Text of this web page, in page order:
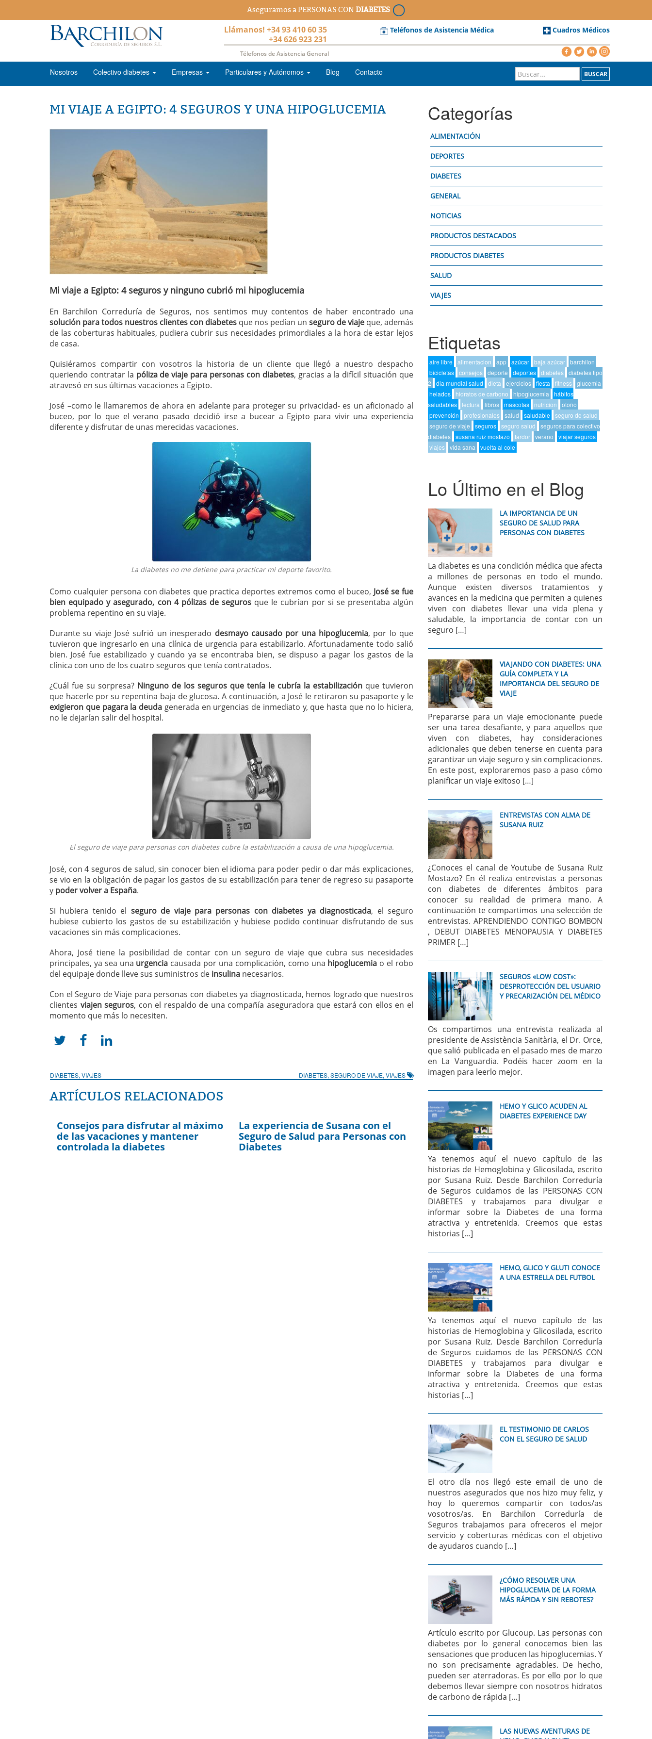
Aseguramos a PERSONAS CON DIABETES
Llámanos! +34 93 410 60 35
+34 626 923 231
Teléfonos de Asistencia Médica Cuadros Médicos
Télefonos de Asistencia General
Nosotros Colectivo diabetes Empresas Particulares y Autónomos Blog Contacto BUSCAR
MI VIAJE A EGIPTO: 4 SEGUROS Y UNA HIPOGLUCEMIA
Mi viaje a Egipto: 4 seguros y ninguno cubrió mi hipoglucemia
En Barchilon Correduría de Seguros, nos sentimos muy contentos de haber encontrado una
solución para todos nuestros clientes con diabetes que nos pedían un seguro de viaje que, además
de las coberturas habituales, pudiera cubrir sus necesidades primordiales a la hora de estar lejos
de casa.
Quisiéramos compartir con vosotros la historia de un cliente que llegó a nuestro despacho
queriendo contratar la póliza de viaje para personas con diabetes, gracias a la difícil situación que
atravesó en sus últimas vacaciones a Egipto.
José –como le llamaremos de ahora en adelante para proteger su privacidad- es un aficionado al
buceo, por lo que el verano pasado decidió irse a bucear a Egipto para vivir una experiencia
diferente y disfrutar de unas merecidas vacaciones.
La diabetes no me detiene para practicar mi deporte favorito.
Como cualquier persona con diabetes que practica deportes extremos como el buceo, José se fue
bien equipado y asegurado, con 4 pólizas de seguros que le cubrían por si se presentaba algún
problema repentino en su viaje.
Durante su viaje José sufrió un inesperado desmayo causado por una hipoglucemia, por lo que
tuvieron que ingresarlo en una clínica de urgencia para estabilizarlo. Afortunadamente todo salió
bien. José fue estabilizado y cuando ya se encontraba bien, se dispuso a pagar los gastos de la
clínica con uno de los cuatro seguros que tenía contratados.
¿Cuál fue su sorpresa? Ninguno de los seguros que tenía le cubría la estabilización que tuvieron
que hacerle por su repentina baja de glucosa. A continuación, a José le retiraron su pasaporte y le
exigieron que pagara la deuda generada en urgencias de inmediato y, que hasta que no lo hiciera,
no le dejarían salir del hospital.
El seguro de viaje para personas con diabetes cubre la estabilización a causa de una hipoglucemia.
José, con 4 seguros de salud, sin conocer bien el idioma para poder pedir o dar más explicaciones,
se vio en la obligación de pagar los gastos de su estabilización para tener de regreso su pasaporte
y poder volver a España.
Si hubiera tenido el seguro de viaje para personas con diabetes ya diagnosticada, el seguro
hubiese cubierto los gastos de su estabilización y hubiese podido continuar disfrutando de sus
vacaciones sin más complicaciones.
Ahora, José tiene la posibilidad de contar con un seguro de viaje que cubra sus necesidades
principales, ya sea una urgencia causada por una complicación, como una hipoglucemia o el robo
del equipaje donde lleve sus suministros de insulina necesarios.
Con el Seguro de Viaje para personas con diabetes ya diagnosticada, hemos logrado que nuestros
clientes viajen seguros, con el respaldo de una compañía aseguradora que estará con ellos en el
momento que más lo necesiten.
  
DIABETES, VIAJES DIABETES, SEGURO DE VIAJE, VIAJES
ARTÍCULOS RELACIONADOS
Consejos para disfrutar al máximo
de las vacaciones y mantener
controlada la diabetes
La experiencia de Susana con el
Seguro de Salud para Personas con
Diabetes
Categorías
ALIMENTACIÓN
DEPORTES
DIABETES
GENERAL
NOTICIAS
PRODUCTOS DESTACADOS
PRODUCTOS DIABETES
SALUD
VIAJES
Etiquetas
aire libre alimentacion app azúcar baja azúcar barchilon
bicicletas consejos deporte deportes diabetes diabetes tipo
2
dia mundial salud dieta ejercicios fiesta fitness glucemia
helados
hidratos de carbono hipoglucemia
hábitos
saludables
lectura libros mascotas nutricion
otoño
prevención
profesionales salud saludable seguro de salud
seguro de viaje
seguros seguro salud
seguros para colectivo
diabetes susana ruiz mostazo tardor verano
viajar seguros
viajes vida sana vuelta al cole
Lo Último en el Blog
LA IMPORTANCIA DE UN
SEGURO DE SALUD PARA
PERSONAS CON DIABETES
La diabetes es una condición médica que afecta
a millones de personas en todo el mundo.
Aunque existen diversos tratamientos y
avances en la medicina que permiten a quienes
viven con diabetes llevar una vida plena y
saludable, la importancia de contar con un
seguro […]
VIAJANDO CON DIABETES: UNA
GUÍA COMPLETA Y LA
IMPORTANCIA DEL SEGURO DE
VIAJE
Prepararse para un viaje emocionante puede
ser una tarea desafiante, y para aquellos que
viven con diabetes, hay consideraciones
adicionales que deben tenerse en cuenta para
garantizar un viaje seguro y sin complicaciones.
En este post, exploraremos paso a paso cómo
planificar un viaje exitoso […]
ENTREVISTAS CON ALMA DE
SUSANA RUIZ
¿Conoces el canal de Youtube de Susana Ruiz
Mostazo? En él realiza entrevistas a personas
con diabetes de diferentes ámbitos para
conocer su realidad de primera mano. A
continuación te compartimos una selección de
entrevistas. APRENDIENDO CONTIGO BOMBON
, DEBUT DIABETES MENOPAUSIA Y DIABETES
PRIMER […]
SEGUROS «LOW COST»:
DESPROTECCIÓN DEL USUARIO
Y PRECARIZACIÓN DEL MÉDICO
Os compartimos una entrevista realizada al
presidente de Assistència Sanitària, el Dr. Orce,
que salió publicada en el pasado mes de marzo
en La Vanguardia. Podéis hacer zoom en la
imagen para leerlo mejor.
HEMO Y GLICO ACUDEN AL
DIABETES EXPERIENCE DAY
Ya tenemos aquí el nuevo capítulo de las
historias de Hemoglobina y Glicosilada, escrito
por Susana Ruiz. Desde Barchilon Correduría
de Seguros cuidamos de las PERSONAS CON
DIABETES y trabajamos para divulgar e
informar sobre la Diabetes de una forma
atractiva y entretenida. Creemos que estas
historias […]
HEMO, GLICO Y GLUTI CONOCE
A UNA ESTRELLA DEL FUTBOL
Ya tenemos aquí el nuevo capítulo de las
historias de Hemoglobina y Glicosilada, escrito
por Susana Ruiz. Desde Barchilon Correduría
de Seguros cuidamos de las PERSONAS CON
DIABETES y trabajamos para divulgar e
informar sobre la Diabetes de una forma
atractiva y entretenida. Creemos que estas
historias […]
EL TESTIMONIO DE CARLOS
CON EL SEGURO DE SALUD
El otro día nos llegó este email de uno de
nuestros asegurados que nos hizo muy feliz, y
hoy lo queremos compartir con todos/as
vosotros/as. En Barchilon Correduría de
Seguros trabajamos para ofreceros el mejor
servicio y coberturas médicas con el objetivo
de ayudaros cuando […]
¿CÓMO RESOLVER UNA
HIPOGLUCEMIA DE LA FORMA
MÁS RÁPIDA Y SIN REBOTES?
Artículo escrito por Glucoup. Las personas con
diabetes por lo general conocemos bien las
sensaciones que producen las hipoglucemias. Y
no son precisamente agradables. De hecho,
pueden ser aterradoras. Es por ello por lo que
debemos llevar siempre con nosotros hidratos
de carbono de rápida […]
LAS NUEVAS AVENTURAS DE